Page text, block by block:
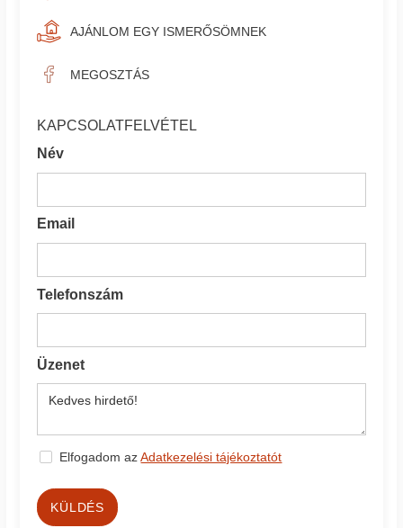
AJÁNLOM EGY ISMERŐSÖMNEK
MEGOSZTÁS
KAPCSOLATFELVÉTEL
Név
Email
Telefonszám
Üzenet
Elfogadom azAdatkezelési tájékoztatót
KÜLDÉS